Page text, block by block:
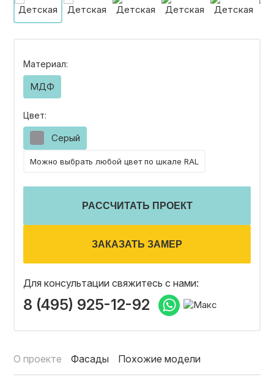
Материал:
МДФ
Цвет:
Серый
Можно выбрать любой цвет по шкале RAL
РАССЧИТАТЬ ПРОЕКТ
ЗАКАЗАТЬ ЗАМЕР
Для консультации свяжитесь с нами:
8 (495) 925-12-92
О проекте Фасады Похожие модели
О ФАБРИКЕ
НАШЕ ПРОИЗВОДСТВО
ГАРАНТИИ
ОТЗЫВЫ
СОТРУДНИЧЕСТВО
НОВОСТИ